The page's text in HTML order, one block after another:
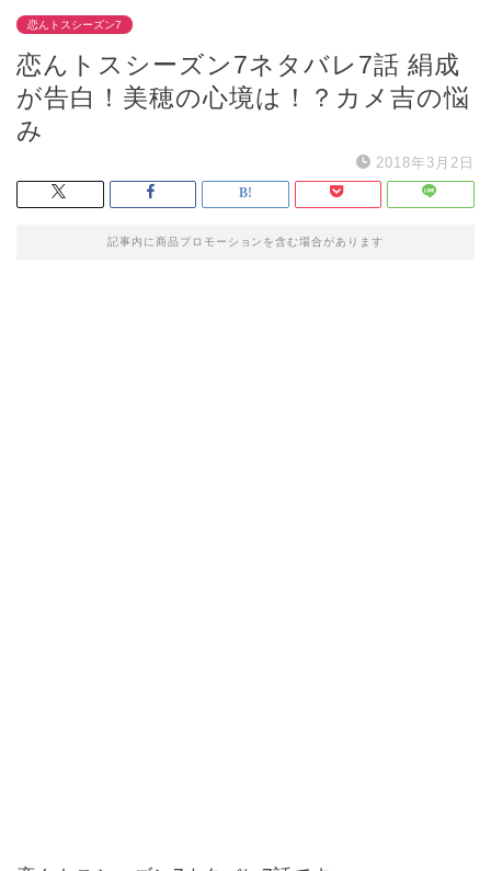
恋んトスシーズン7
恋んトスシーズン7ネタバレ7話 絹成
が告白！美穂の心境は！？カメ吉の悩
み
2018年3月2日
記事内に商品プロモーションを含む場合があります